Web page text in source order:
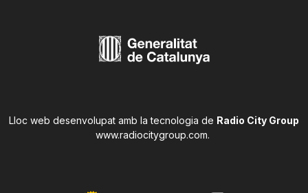
Lloc web desenvolupat amb la tecnologia de Radio City Group
www.radiocitygroup.com.